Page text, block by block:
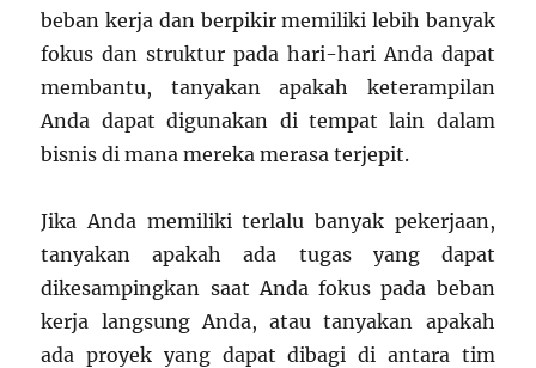
beban kerja dan berpikir memiliki lebih banyak
fokus dan struktur pada hari-hari Anda dapat
membantu, tanyakan apakah keterampilan
Anda dapat digunakan di tempat lain dalam
bisnis di mana mereka merasa terjepit.
Jika Anda memiliki terlalu banyak pekerjaan,
tanyakan apakah ada tugas yang dapat
dikesampingkan saat Anda fokus pada beban
kerja langsung Anda, atau tanyakan apakah
ada proyek yang dapat dibagi di antara tim